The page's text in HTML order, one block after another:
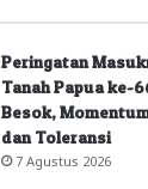
Peringatan
Tanah Papua ke-
Besok,
dan Toleransi
7 Agustus 2026